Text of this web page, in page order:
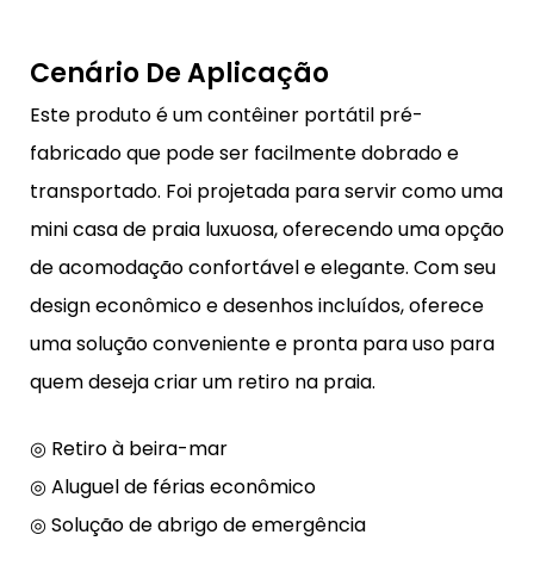
Cenário De Aplicação
Este produto é um contêiner portátil pré-
fabricado que pode ser facilmente dobrado e
transportado. Foi projetada para servir como uma
mini casa de praia luxuosa, oferecendo uma opção
de acomodação confortável e elegante. Com seu
design econômico e desenhos incluídos, oferece
uma solução conveniente e pronta para uso para
quem deseja criar um retiro na praia.
◎ Retiro à beira-mar
◎ Aluguel de férias econômico
◎ Solução de abrigo de emergência